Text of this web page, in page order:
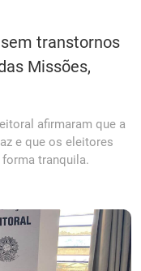
transtornos
Missões,
afirmaram que a
e que os eleitores
tranquila.